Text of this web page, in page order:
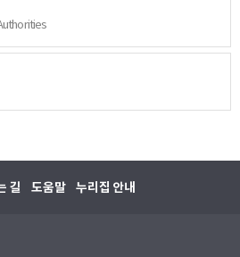
길 도움말 누리집 안내